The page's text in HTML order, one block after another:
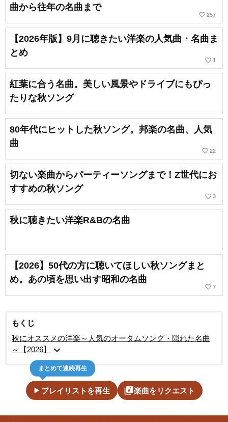
曲から往年の名曲まで
favorite_border 257
【2026年版】9月に聴きたい洋楽の人気曲・名曲ま
とめ
favorite_border 1
紅葉に合う名曲。美しい風景やドライブにもぴっ
たりな秋ソング
80年代にヒットした秋ソング。邦楽の名曲、人気
曲
favorite_border 22
切ない楽曲からパーティーソングまで！Z世代にお
すすめの秋ソング
favorite_border 3
秋に聴きたい洋楽R&Bの名曲
【2026】50代の方に聴いてほしい秋ソングまと
め。あの頃を思い出す昭和の名曲
favorite_border 7
もくじ
秋にオススメの洋楽～人気のオータムソング・隠れた名曲
～【2026】
expand_more
play_arrow プレイリストを再生
まとめて連続再生
library_music楽曲をリクエスト